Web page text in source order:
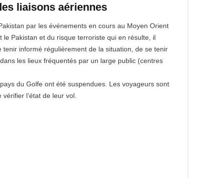
liaisons aériennes
par les événements en cours au Moyen Orient
le Pakistan et du risque terroriste qui en résulte, il
informé régulièrement de la situation, de se tenir
les lieux fréquentés par un large public (centres
du Golfe ont été suspendues. Les voyageurs sont
l’état de leur vol.